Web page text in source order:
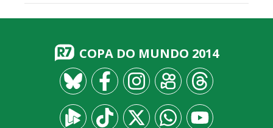
COPA DO MUNDO 2014